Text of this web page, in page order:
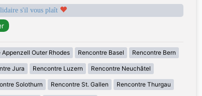
s'il vous plaît
Appenzell Outer Rhodes Rencontre Basel Rencontre Bern
Jura Rencontre Luzern Rencontre Neuchâtel
Solothurn Rencontre St. Gallen Rencontre Thurgau